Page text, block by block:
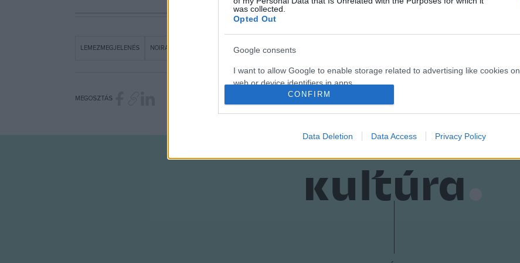
was collected.
Opted Out
Google consents
I want to allow Google to enable storage related to advertising like cookies on
web or device identifiers in apps.
I want to allow my user data to be sent to Google for online advertising
I want to allow Google to send me personalized advertising.
I want to allow Google to enable storage related to analytics like cookies on
web or device identifiers in apps.
CONFIRM
Data Deletion Data Access Privacy Policy
LEMEZMEGJELENÉS NOIRA
MEGOSZTÁS